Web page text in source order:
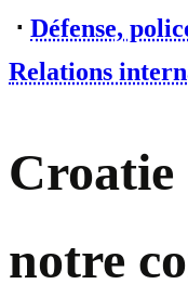
⋅ Défense,
Relations
notre